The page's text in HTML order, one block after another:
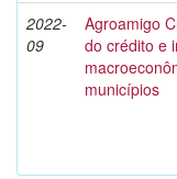
2022-
09
Agroamigo
do crédito e
municípios